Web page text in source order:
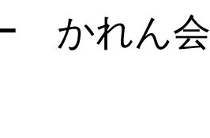
かれん会